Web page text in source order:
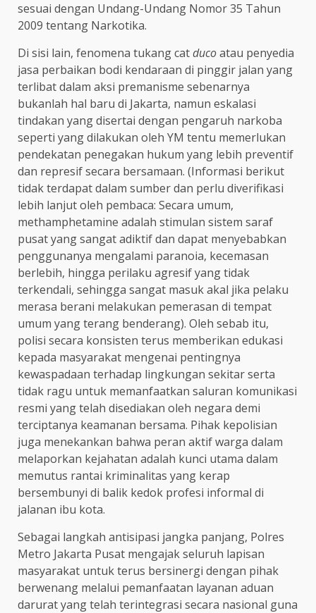
sesuai dengan Undang-Undang Nomor 35 Tahun
2009 tentang Narkotika.
Di sisi lain, fenomena tukang catducoatau penyedia
jasa perbaikan bodi kendaraan di pinggir jalan yang
terlibat dalam aksi premanisme sebenarnya
bukanlah hal baru di Jakarta, namun eskalasi
tindakan yang disertai dengan pengaruh narkoba
seperti yang dilakukan oleh YM tentu memerlukan
pendekatan penegakan hukum yang lebih preventif
dan represif secara bersamaan. (Informasi berikut
tidak terdapat dalam sumber dan perlu diverifikasi
lebih lanjut oleh pembaca: Secara umum,
methamphetamine adalah stimulan sistem saraf
pusat yang sangat adiktif dan dapat menyebabkan
penggunanya mengalami paranoia, kecemasan
berlebih, hingga perilaku agresif yang tidak
terkendali, sehingga sangat masuk akal jika pelaku
merasa berani melakukan pemerasan di tempat
umum yang terang benderang). Oleh sebab itu,
polisi secara konsisten terus memberikan edukasi
kepada masyarakat mengenai pentingnya
kewaspadaan terhadap lingkungan sekitar serta
tidak ragu untuk memanfaatkan saluran komunikasi
resmi yang telah disediakan oleh negara demi
terciptanya keamanan bersama. Pihak kepolisian
juga menekankan bahwa peran aktif warga dalam
melaporkan kejahatan adalah kunci utama dalam
memutus rantai kriminalitas yang kerap
bersembunyi di balik kedok profesi informal di
jalanan ibu kota.
Sebagai langkah antisipasi jangka panjang, Polres
Metro Jakarta Pusat mengajak seluruh lapisan
masyarakat untuk terus bersinergi dengan pihak
berwenang melalui pemanfaatan layanan aduan
darurat yang telah terintegrasi secara nasional guna